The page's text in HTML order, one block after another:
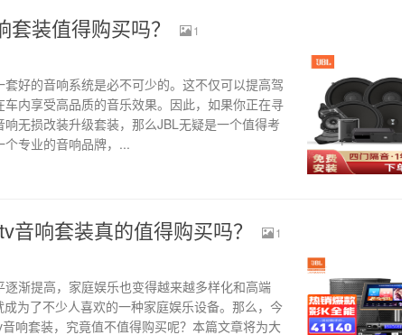
装值得购买吗？
1
好的音响系统是必不可少的。这不仅可以提高驾
内享受高品质的音乐效果。因此，如果你正在寻
无损改装升级套装，那么JBL无疑是一个值得考
专业的音响品牌，...
音响套装真的值得购买吗？
1
渐提高，家庭娱乐也变得越来越多样化和高端
为了不少人喜欢的一种家庭娱乐设备。那么，今
响套装，究竟值不值得购买呢？本篇文章将为大